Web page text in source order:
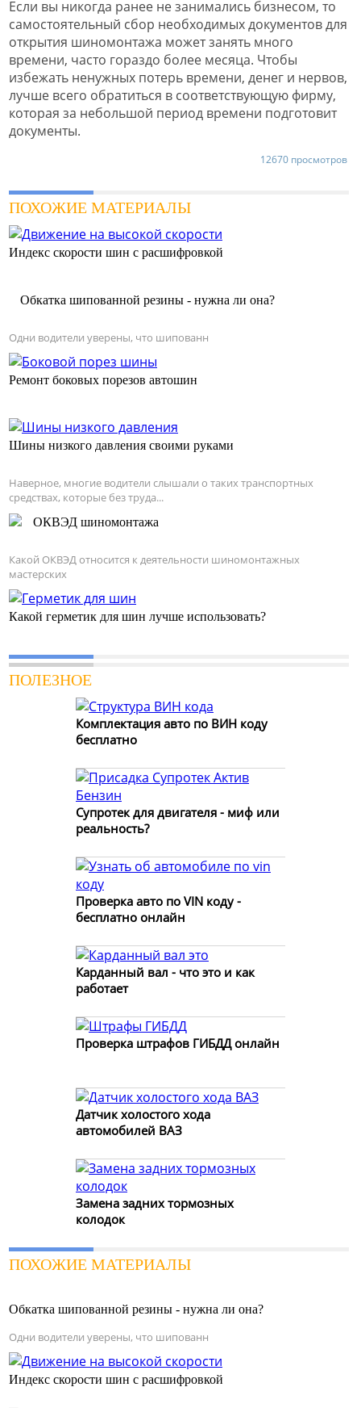
Если вы никогда ранее не занимались бизнесом, то
самостоятельный сбор необходимых документов для
открытия шиномонтажа может занять много
времени, часто гораздо более месяца. Чтобы
избежать ненужных потерь времени, денег и нервов,
лучше всего обратиться в соответствующую фирму,
которая за небольшой период времени подготовит
документы.
12670 просмотров
ПОХОЖИЕ МАТЕРИАЛЫ
Индекс скорости шин с расшифровкой
Обкатка шипованной резины - нужна ли она?
Одни водители уверены, что шипованн
Ремонт боковых порезов автошин
Шины низкого давления своими руками
Наверное, многие водители слышали о таких транспортных
средствах, которые без труда...
ОКВЭД шиномонтажа
Какой ОКВЭД относится к деятельности шиномонтажных
мастерских
Какой герметик для шин лучше использовать?
ПОЛЕЗНОЕ
Комплектация авто по ВИН коду
бесплатно
Супротек для двигателя - миф или
реальность?
Проверка авто по VIN коду -
бесплатно онлайн
Карданный вал - что это и как
работает
Проверка штрафов ГИБДД онлайн
Датчик холостого хода
автомобилей ВАЗ
Замена задних тормозных
колодок
ПОХОЖИЕ МАТЕРИАЛЫ
Обкатка шипованной резины - нужна ли она?
Одни водители уверены, что шипованн
Индекс скорости шин с расшифровкой